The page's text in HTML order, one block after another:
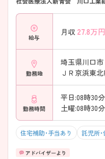
給与
月収 27.8万
勤務地
埼玉県川口市
ＪＲ京浜東北
勤務時間
平日:08時30
土曜:08時30
住宅補助・手当あり 託児所